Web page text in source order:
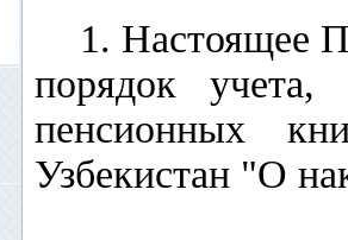
1. Настоящее
порядок учета,
пенсионных
Узбекистан "О